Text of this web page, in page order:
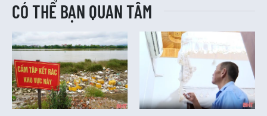
CÓ THỂ BẠN QUAN TÂM